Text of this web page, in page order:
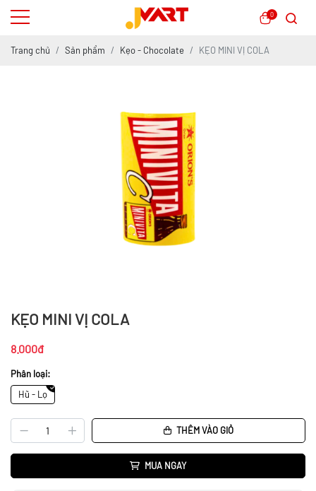
0
Trang chủ Sản phẩm Kẹo - Chocolate KẸO MINI VỊ COLA
KẸO MINI VỊ COLA
8.000đ
Phân loại:
Hũ - Lọ
THÊM VÀO GIỎ
MUA NGAY